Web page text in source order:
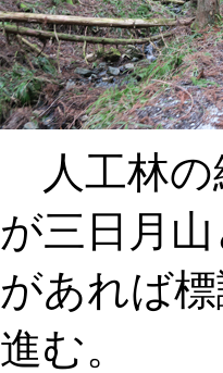
人工林の
が三日月
があれば
進む。